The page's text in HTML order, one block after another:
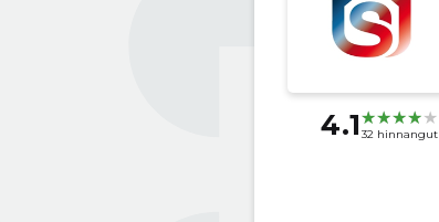
4.1 32 hinnangut